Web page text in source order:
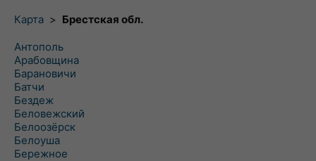
Карта > Брестская обл.
Антополь
Арабовщина
Барановичи
Батчи
Бездеж
Беловежский
Белоозёрск
Белоуша
Бережное